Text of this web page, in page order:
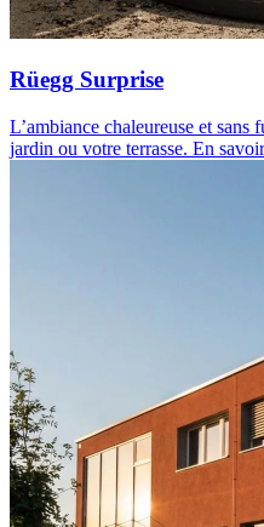
Rüegg Surprise
L’ambiance chaleureuse et sans
jardin ou votre terrasse. En